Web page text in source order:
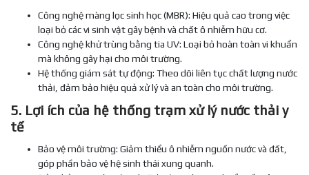
Công nghệ màng lọc sinh học (MBR): Hiệu quả cao trong việc
loại bỏ các vi sinh vật gây bệnh và chất ô nhiễm hữu cơ.
Công nghệ khử trùng bằng tia UV: Loại bỏ hoàn toàn vi khuẩn
mà không gây hại cho môi trường.
Hệ thống giám sát tự động: Theo dõi liên tục chất lượng nước
thải, đảm bảo hiệu quả xử lý và an toàn cho môi trường.
5. Lợi ích của hệ thống trạm xử lý nước thải y
tế
Bảo vệ môi trường: Giảm thiểu ô nhiễm nguồn nước và đất,
góp phần bảo vệ hệ sinh thái xung quanh.